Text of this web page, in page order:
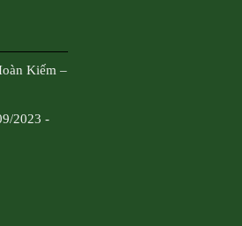
Kiếm –
2023 -